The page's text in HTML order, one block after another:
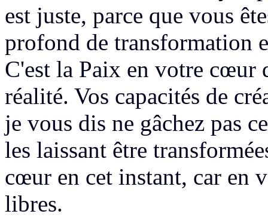
est juste, parce que vous
profond de transformation
C'est la Paix en votre cœur
réalité. Vos capacités de
je vous dis ne gâchez pas
les laissant être
cœur en cet instant, car en
libres.